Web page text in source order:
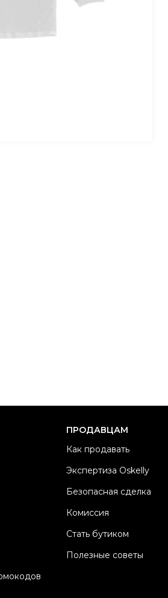
ПРОДАВЦАМ
Как продавать
Экспертиза Oskelly
Безопасная сделка
Комиссия
Стать бутиком
Полезные советы